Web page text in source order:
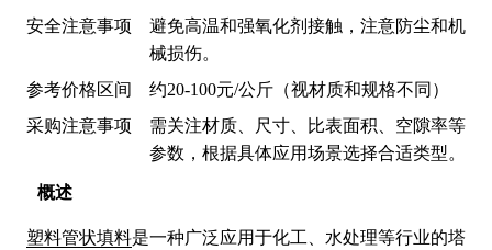
概述
塑料管状填料是一种广泛应用于化工、水处理等行业的塔
安全注意事项
避免高温和强氧化剂接触，注意防尘和机
械损伤。
参考价格区间
约20-100元/公斤（视材质和规格不同）
采购注意事项
需关注材质、尺寸、比表面积、空隙率等
参数，根据具体应用场景选择合适类型。